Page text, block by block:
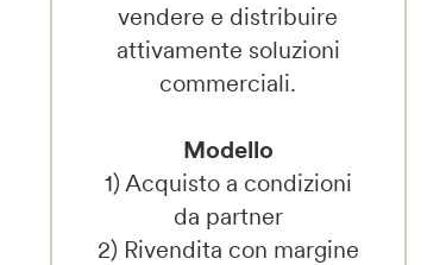
vendere e distribuire
attivamente soluzioni
commerciali.
Modello
1) Acquisto a condizioni
da partner
2) Rivendita con margine